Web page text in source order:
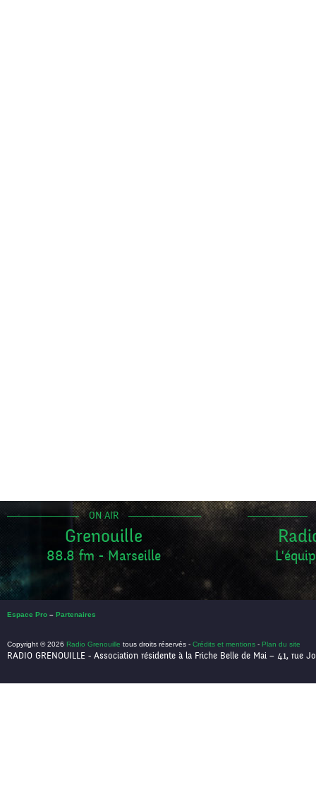
ON AIR
Grenouille
88.8 fm - Marseille
Espace Pro – Partenaires
Copyright © 2026 Radio Grenouille tous droits réservés - Crédits et mentions - Plan du site
RADIO GRENOUILLE - Association résidente à la Friche Belle de Mai – 41, rue